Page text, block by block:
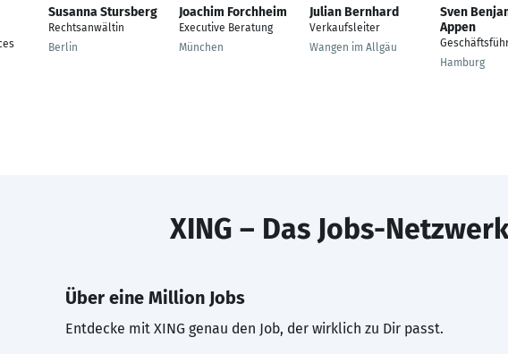
Susanna Stursberg
Rechtsanwältin
Berlin
Joachim Forchheim
Executive Beratung
München
Julian Bernhard
Verkaufsleiter
Wangen im Allgäu
Sven
Appen
Hamburg
XING – Das Jobs-
Über eine Million Jobs
Entdecke mit XING genau den Job, der wirklich zu Dir passt.